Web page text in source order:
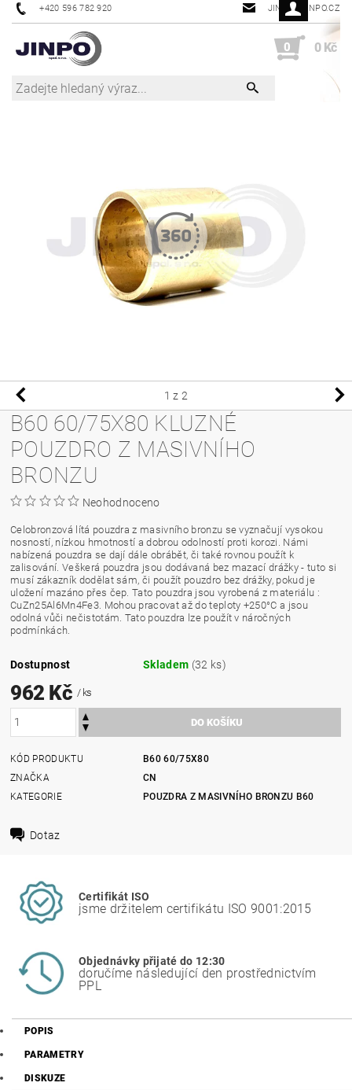
+420 596 782 920 JINPO@JINPO.CZ
0 0 Kč
1 z 2
B60 60/75X80 KLUZNÉ
POUZDRO Z MASIVNÍHO
BRONZU
Neohodnoceno
Celobronzová lítá pouzdra z masivního bronzu se vyznačují vysokou
nosností, nízkou hmotností a dobrou odolností proti korozi. Námi
nabízená pouzdra se dají dále obrábět, či také rovnou použít k
zalisování. Veškerá pouzdra jsou dodávaná bez mazací drážky - tuto si
musí zákazník dodělat sám, či použít pouzdro bez drážky, pokud je
uložení mazáno přes čep. Tato pouzdra jsou vyrobená z materiálu :
CuZn25Al6Mn4Fe3. Mohou pracovat až do teploty +250°C a jsou
odolná vůči nečistotám. Tato pouzdra lze použít v náročných
podmínkách.
Dostupnost Skladem (32 ks)
962 Kč / ks
KÓD PRODUKTU
B60 60/75X80
ZNAČKA
CN
KATEGORIE
POUZDRA Z MASIVNÍHO BRONZU B60
Dotaz
Certifikát ISO
jsme držitelem certifikátu ISO 9001:2015
Objednávky přijaté do 12:30
doručíme následující den prostřednictvím
PPL
POPIS
PARAMETRY
DISKUZE